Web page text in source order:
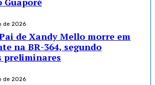
de 2026
de Xandy Mello morre em
na BR-364, segundo
preliminares
de 2026